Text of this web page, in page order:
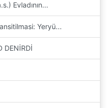
Evladının...
Yeryü...
DENİRDİ